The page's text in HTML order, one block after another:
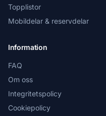
Topplistor
Mobildelar & reservdelar
Information
FAQ
Om oss
Integritetspolicy
Cookiepolicy